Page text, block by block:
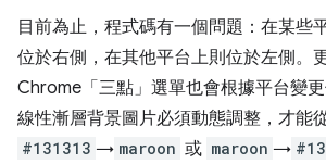
目前為止，程式碼有一個問題：在某些
位於右側，在其他平台上則位於左側。
Chrome「三點」選單也會根據平台變更
線性漸層背景圖片必須動態調整，才能
#131313 → maroon 或 maroon →